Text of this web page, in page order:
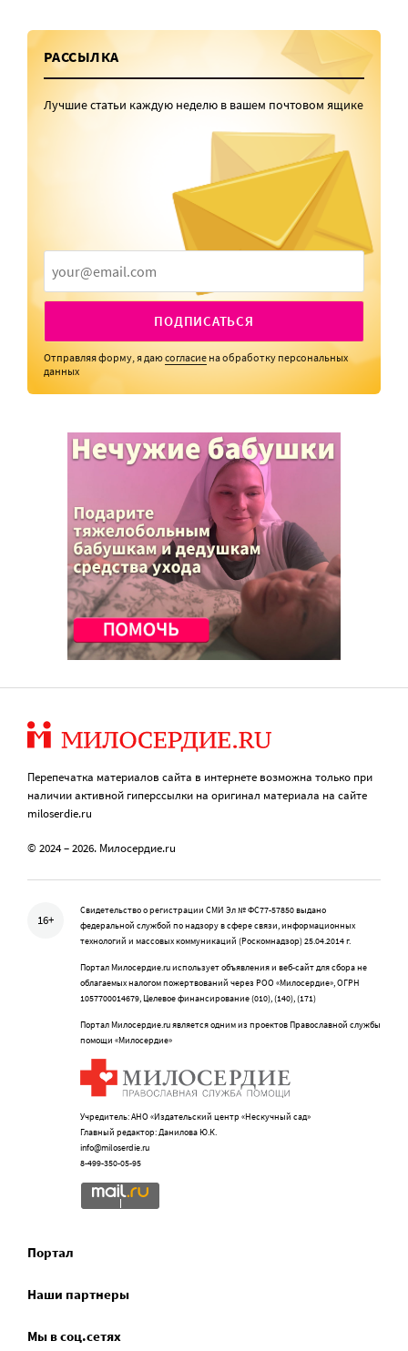
РАССЫЛКА
Лучшие статьи каждую неделю в вашем почтовом ящике
ПОДПИСАТЬСЯ
Отправляя форму, я даюсогласие на обработку персональных
данных
Перепечатка материалов сайта в интернете возможна только при
наличии активной гиперссылки на оригинал материала на сайте
miloserdie.ru
© 2024 – 2026. Милосердие.ru
16+
Свидетельство о регистрации СМИ Эл № ФС77-57850 выдано
федеральной службой по надзору в сфере связи, информационных
технологий и массовых коммуникаций (Роскомнадзор) 25.04.2014 г.
Портал Милосердие.ru использует объявления и веб-сайт для сбора не
облагаемых налогом пожертвований через РОО «Милосердие», ОГРН
1057700014679, Целевое финансирование (010), (140), (171)
Портал Милосердие.ru является одним из проектов Православной службы
помощи «Милосердие»
Учредитель: АНО «Издательский центр «Нескучный сад»
Главный редактор: Данилова Ю.К.
info@miloserdie.ru
8-499-350-05-95
Портал
Наши партнеры
Мы в соц.сетях